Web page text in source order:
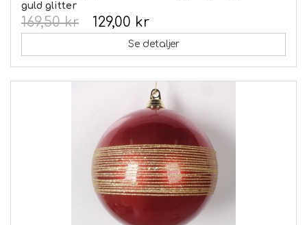
guld glitter
129,00 kr
169,50 kr
Se detaljer